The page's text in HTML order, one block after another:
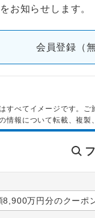
お知らせします。
会員登録（無
すべてイメージです。ご
情報について転載、複製
8,900万円分のクーポ